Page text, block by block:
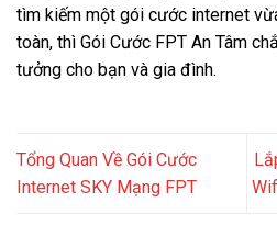
tìm kiếm một gói cước internet
toàn, thì Gói Cước FPT An Tâm
tưởng cho bạn và gia đình.
Tổng Quan Về Gói Cước
Internet SKY Mạng FPT